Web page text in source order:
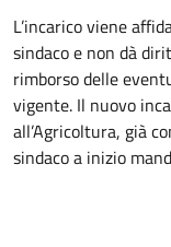
L’incarico viene
sindaco e non dà
rimborso delle
vigente. Il nuovo
all’Agricoltura, già
sindaco a inizio